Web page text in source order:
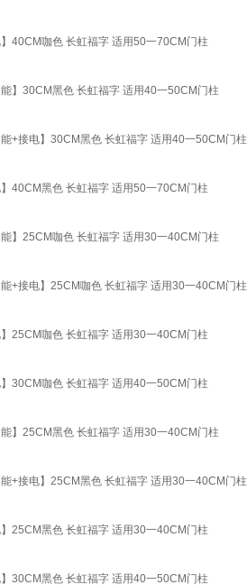
40CM咖色 长虹福字 适用50一70CM门柱
】30CM黑色 长虹福字 适用40一50CM门柱
+接电】30CM黑色 长虹福字 适用40一50CM门柱
40CM黑色 长虹福字 适用50一70CM门柱
】25CM咖色 长虹福字 适用30一40CM门柱
+接电】25CM咖色 长虹福字 适用30一40CM门柱
25CM咖色 长虹福字 适用30一40CM门柱
30CM咖色 长虹福字 适用40一50CM门柱
】25CM黑色 长虹福字 适用30一40CM门柱
+接电】25CM黑色 长虹福字 适用30一40CM门柱
25CM黑色 长虹福字 适用30一40CM门柱
30CM黑色 长虹福字 适用40一50CM门柱